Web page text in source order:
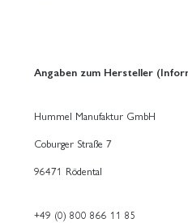
Angaben zum Hersteller
Hummel Manufaktur GmbH
Coburger Straße 7
96471 Rödental
+49 (0) 800 866 11 85